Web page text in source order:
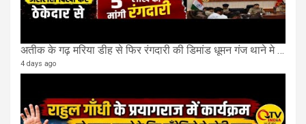
अतीक के गढ़ मरिया डीह से फिर रंगदारी की डिमांड धूमन गंज थाने मे 4 के खिलाफ मुकदमा दर्ज
4 days ago